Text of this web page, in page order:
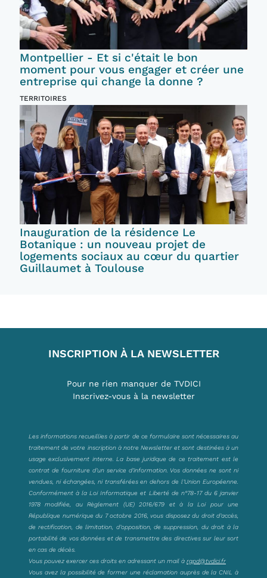
Montpellier - Et si c'était le bon
moment pour vous engager et créer une
entreprise qui change la donne ?
TERRITOIRES
Inauguration de la résidence Le
Botanique : un nouveau projet de
logements sociaux au cœur du quartier
Guillaumet à Toulouse
INSCRIPTION À LA NEWSLETTER
Pour ne rien manquer de TVDICI
Inscrivez-vous à la newsletter
Les informations recueillies à partir de ce formulaire sont nécessaires au
traitement de votre inscription à notre Newsletter et sont destinées à un
usage exclusivement interne. La base juridique de ce traitement est le
contrat de fourniture d’un service d’information. Vos données ne sont ni
vendues, ni échangées, ni transférées en dehors de l’Union Européenne.
Conformément à la Loi Informatique et Liberté de n°78-17 du 6 janvier
1978 modifiée, au Règlement (UE) 2016/679 et à la Loi pour une
République numérique du 7 octobre 2016, vous disposez du droit d’accès,
de rectification, de limitation, d’opposition, de suppression, du droit à la
portabilité de vos données et de transmettre des directives sur leur sort
en cas de décès.
Vous pouvez exercer ces droits en adressant un mail à rgpd@tvdici.fr
Vous avez la possibilité de former une réclamation auprès de la CNIL à